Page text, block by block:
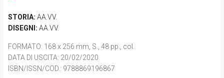
STORIA: AA.VV.
DISEGNI: AA.VV.
FORMATO: 168 x 256 mm, S., 48 pp., col.
DATA DI USCITA: 20/02/2020
ISBN/ISSN/COD.: 9788869196867